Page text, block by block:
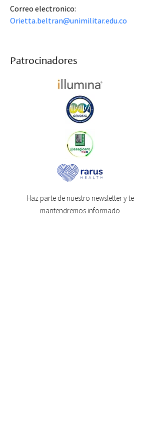
Correo electronico:
Orietta.beltran@unimilitar.edu.co
Patrocinadores
Haz parte de nuestro newsletter y te
mantendremos informado